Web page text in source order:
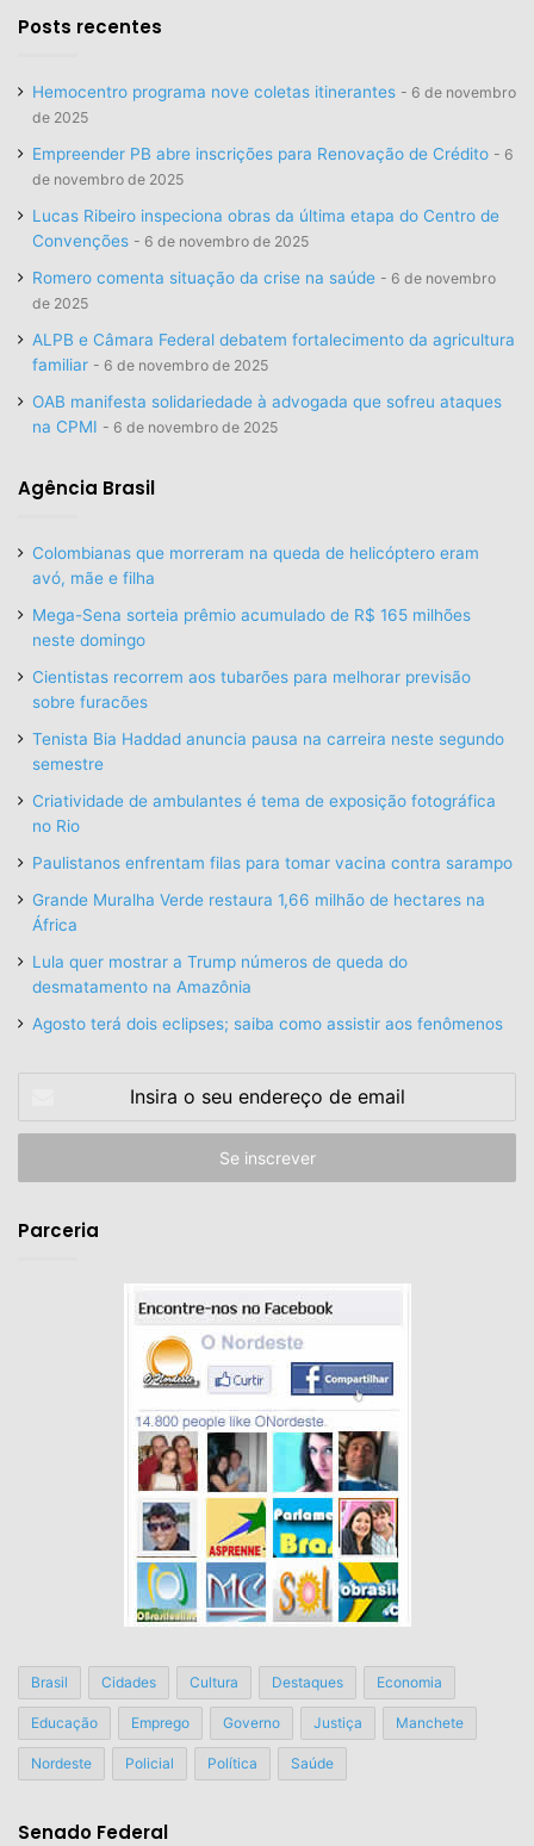
Posts recentes
Hemocentro programa nove coletas itinerantes
6 de novembro
de 2025
Empreender PB abre inscrições para Renovação de Crédito
6
de novembro de 2025
Lucas Ribeiro inspeciona obras da última etapa do Centro de
Convenções
6 de novembro de 2025
Romero comenta situação da crise na saúde
6 de novembro
de 2025
ALPB e Câmara Federal debatem fortalecimento da agricultura
familiar
6 de novembro de 2025
OAB manifesta solidariedade à advogada que sofreu ataques
na CPMI
6 de novembro de 2025
Agência Brasil
Colombianas que morreram na queda de helicóptero eram
avó, mãe e filha
Mega-Sena sorteia prêmio acumulado de R$ 165 milhões
neste domingo
Cientistas recorrem aos tubarões para melhorar previsão
sobre furacões
Tenista Bia Haddad anuncia pausa na carreira neste segundo
semestre
Criatividade de ambulantes é tema de exposição fotográfica
no Rio
Paulistanos enfrentam filas para tomar vacina contra sarampo
Grande Muralha Verde restaura 1,66 milhão de hectares na
África
Lula quer mostrar a Trump números de queda do
desmatamento na Amazônia
Agosto terá dois eclipses; saiba como assistir aos fenômenos
seu
de
Parceria
Brasil Cidades Cultura Destaques Economia
Educação Emprego Governo Justiça Manchete
Nordeste Policial Política Saúde
Senado Federal